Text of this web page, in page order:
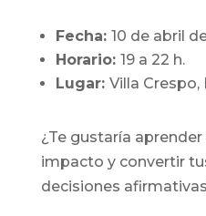
Fecha: 10 de abril
Horario: 19 a 22 h.
Lugar: Villa Crespo,
¿Te gustaría
impacto y convertir
decisiones afirmativas